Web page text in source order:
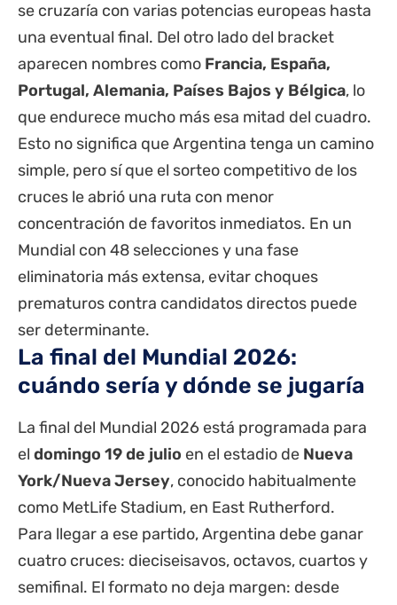
se cruzaría con varias potencias europeas hasta
una eventual final. Del otro lado del bracket
aparecen nombres como Francia, España,
Portugal, Alemania, Países Bajos y Bélgica, lo
que endurece mucho más esa mitad del cuadro.
Esto no significa que Argentina tenga un camino
simple, pero sí que el sorteo competitivo de los
cruces le abrió una ruta con menor
concentración de favoritos inmediatos. En un
Mundial con 48 selecciones y una fase
eliminatoria más extensa, evitar choques
prematuros contra candidatos directos puede
ser determinante.
La final del Mundial 2026:
cuándo sería y dónde se jugaría
La final del Mundial 2026 está programada para
el domingo 19 de julio en el estadio de Nueva
York/Nueva Jersey, conocido habitualmente
como MetLife Stadium, en East Rutherford.
Para llegar a ese partido, Argentina debe ganar
cuatro cruces: dieciseisavos, octavos, cuartos y
semifinal. El formato no deja margen: desde